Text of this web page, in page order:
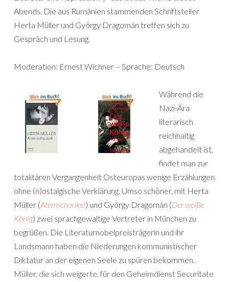
Abends. Die aus Rumänien stammenden Schriftsteller
Herta Müller und György Dragomán treffen sich zu
Gespräch und Lesung.
Moderation: Ernest Wichner – Sprache: Deutsch
Während die
Nazi-Ära
literarisch
reichhaltig
abgehandelt ist,
findet man zur
totalitären Vergangenheit Osteuropas wenige Erzählungen
ohne (n)ostalgische Verklärung. Umso schöner, mit Herta
Müller (Atemschaukel) und György Dragomán (Der weiße
König) zwei sprachgewaltige Vertreter in München zu
begrüßen. Die Literaturnobelpreisträgerin und ihr
Landsmann haben die Niederungen kommunistischer
Diktatur an der eigenen Seele zu spüren bekommen.
Müller, die sich weigerte, für den Geheimdienst Securitate